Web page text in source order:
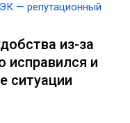
— репутационный
из-за
исправился и
ситуации